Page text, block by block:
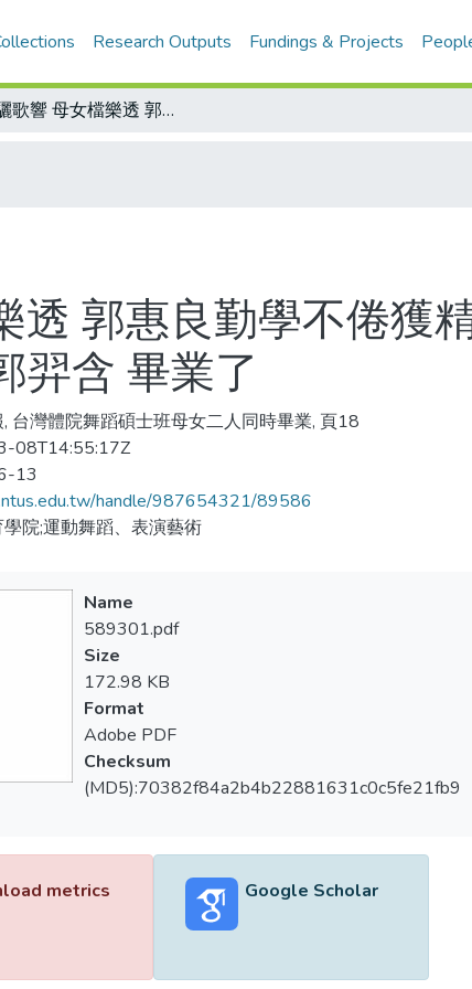
Research Outputs Fundings & Projects
體院驪歌響 母女檔樂透 郭惠良勤學不倦獲精神楷模獎 陳學綿碩士論文掄元/女力士郭羿含 畢業了
透 郭惠良勤學不倦獲
羿含 畢業了
台灣體院舞蹈碩士班母女二人同時畢業, 頁18
08T14:55:17Z
13
handle/987654321/89586
院;運動舞蹈、表演藝術
Name
589301.pdf
Size
172.98 KB
Format
Adobe PDF
Checksum
(MD5):70382f84a2b4b22881631c0c5fe21fb9
metrics Google Scholar